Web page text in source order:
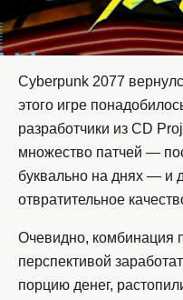
Cyberpunk 2077
этого игре
разработчики из CD
множество патчей —
буквально на днях — и
отвратительное
Очевидно, комбинация
перспективой
порцию денег,